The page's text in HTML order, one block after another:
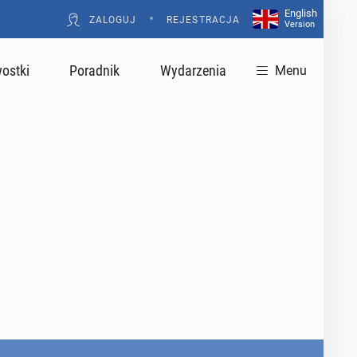
ZALOGUJ • REJESTRACJA
English
Version
Poradnik Wydarzenia Menu